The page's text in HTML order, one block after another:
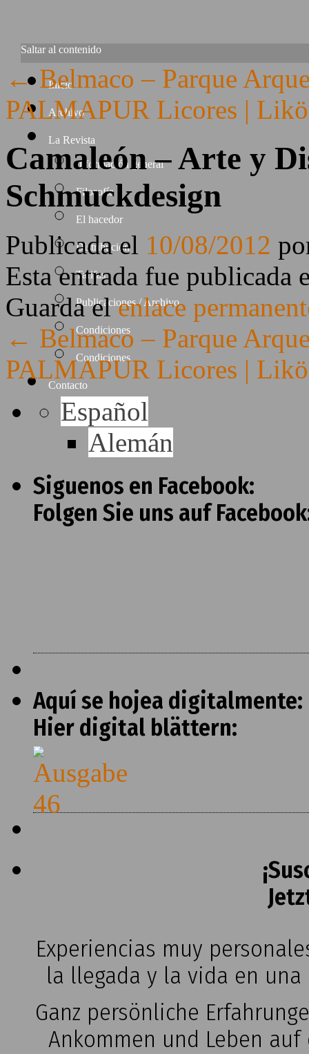
Saltar al contenido
Inicio
Archivo
La Revista
Información general
Filosofía
El hacedor
Distribución
Tarifas
Publicaciones / Archivo
Condiciones
Condiciones
Contacto
←Belmaco – Parque
PALMAPUR Licores |
Camaleón – Arte y
Schmuckdesign
Publicada el 10/08/2012
Esta entrada fue publicada
Guarda elenlace
← Belmaco – Parque
PALMAPUR Licores |
Español
Alemán
Siguenos en Facebook:
Folgen Sie uns auf
Aquí se hojea digitalmente:
Hier digital blättern:
Experiencias muy
la llegada y la vida en
Ganz persönliche
Ankommen und Leben